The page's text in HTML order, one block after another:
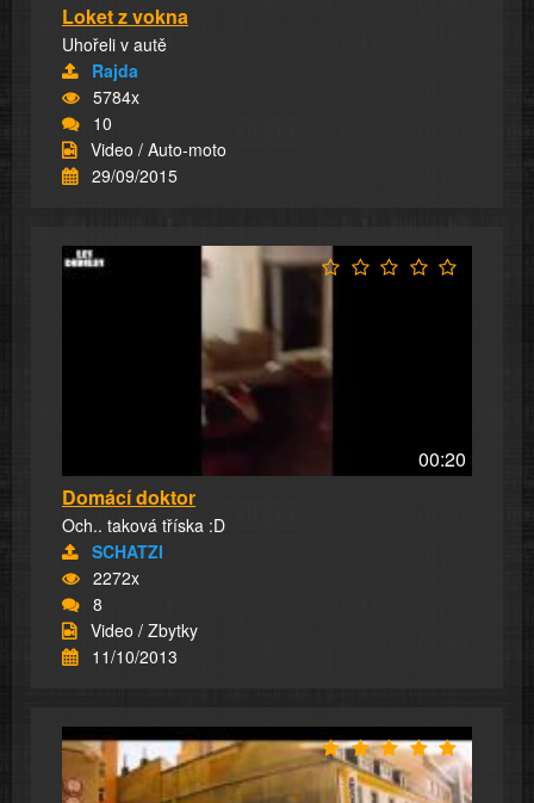
Loket z vokna
Uhořeli v autě
Rajda
5784x
10
Video / Auto-moto
29/09/2015
00:20
Domácí doktor
Och.. taková tříska :D
SCHATZI
2272x
8
Video / Zbytky
11/10/2013